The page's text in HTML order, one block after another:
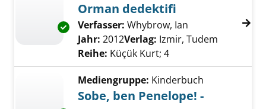
Exemplar-Details von Orman dedektifi
Orman dedektifi
Verfasser: Whybrow, Ian Suche nach
Jahr: 2012Verlag: Izmir, Tudem
Reihe: Küçük Kurt; 4
Mediengruppe: Kinderbuch
Sobe, ben Penelope! -